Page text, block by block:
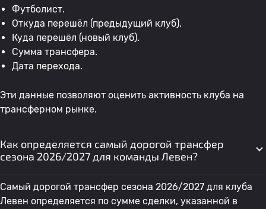
Футболист.
Откуда перешёл (предыдущий клуб).
Куда перешёл (новый клуб).
Сумма трансфера.
Дата перехода.
Эти данные позволяют оценить активность клуба на
трансферном рынке.
Как определяется самый дорогой трансфер
сезона 2026/2027 для команды Левен?
Самый дорогой трансфер сезона 2026/2027 для клуба
Левен определяется по сумме сделки, указанной в